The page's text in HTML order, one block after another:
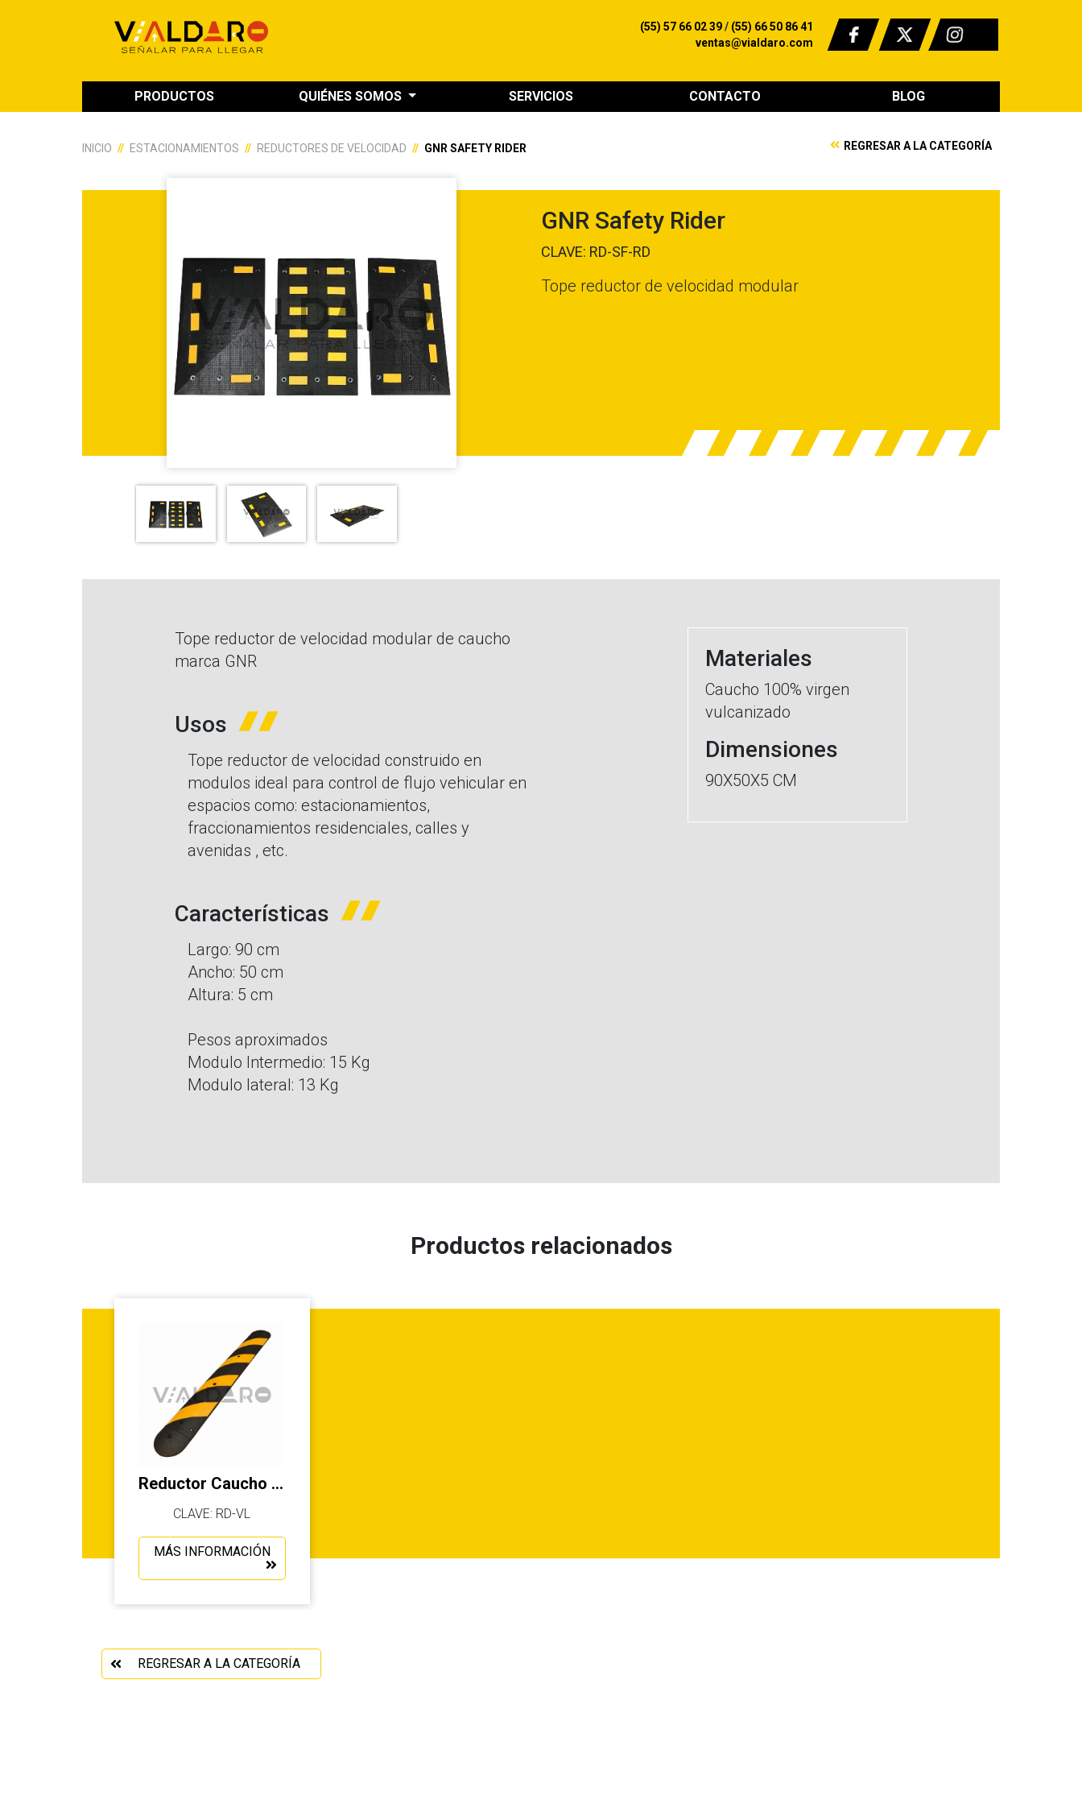
(55) 57 66 02 39/ (55) 66 50 86 41
ventas@vialdaro.com
PRODUCTOS QUIÉNES SOMOS SERVICIOS CONTACTO BLOG
INICIO ESTACIONAMIENTOS REDUCTORES DE VELOCIDAD GNR SAFETY RIDER REGRESAR A LA CATEGORÍA
GNR Safety Rider
CLAVE: RD-SF-RD
Tope reductor de velocidad modular
Tope reductor de velocidad modular de caucho
marca GNR
Usos
Tope reductor de velocidad construido en
modulos ideal para control de flujo vehicular en
espacios como: estacionamientos,
fraccionamientos residenciales, calles y
avenidas , etc.
Características
Largo: 90 cm
Ancho: 50 cm
Altura: 5 cm
Pesos aproximados
Modulo Intermedio: 15 Kg
Modulo lateral: 13 Kg
Materiales
Caucho 100% virgen
vulcanizado
Dimensiones
90X50X5 CM
Productos relacionados
Reductor Caucho 183 cm
CLAVE: RD-VL
MÁS INFORMACIÓN
REGRESAR A LA CATEGORÍA